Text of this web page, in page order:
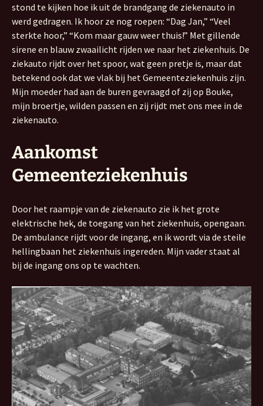
stond te kijken hoe ik uit de brandgang de ziekenauto in
werd gedragen. Ik hoor ze nog roepen: “Dag Jan,” “Veel
sterkte hoor,” “Kom maar gauw weer thuis!” Met gillende
sirene en blauw zwaailicht rijden we naar het ziekenhuis. De
ziekauto rijdt over het spoor, wat geen pretje is, maar dat
betekend ook dat we vlak bij het Gemeenteziekenhuis zijn.
Mijn moeder had aan de buren gevraagd of zij op Bouke,
mijn broertje, wilden passen en zij rijdt met ons mee in de
ziekenauto.
Aankomst
Gemeenteziekenhuis
Door het raampje van de ziekenauto zie ik het grote
elektrische hek, de toegang van het ziekenhuis, opengaan.
De ambulance rijdt voor de ingang, en ik wordt via de steile
hellingbaan het ziekenhuis ingereden. Mijn vader staat al
bij de ingang ons op te wachten.